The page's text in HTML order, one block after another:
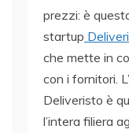
prezzi: è
startup
che mette in
con i fornitori.
Deliveristo è
l’intera filiera